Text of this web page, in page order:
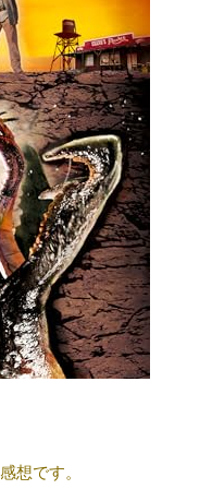
想です。